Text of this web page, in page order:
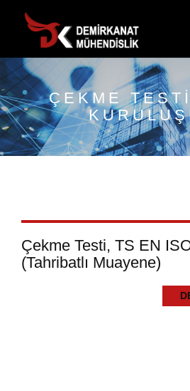
ÇEKME
Çekme Testi, TS EN
(Tahribatlı Muayene)